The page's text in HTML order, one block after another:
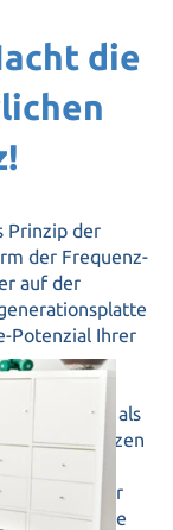
die
Prinzip der
der Frequenz-
auf der
Potenzial Ihrer
als
Frequenzen
schwingen
können so ihr
fördert eine